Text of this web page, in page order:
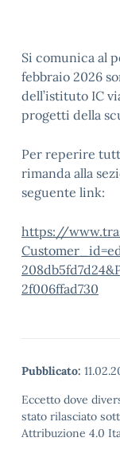
Si comunica al
febbraio 2026
dell’istituto IC
progetti della
Per reperire
rimanda alla
seguente link:
https://
2f006ffad730
Pubblicato:
Eccetto dove
stato rilasciato
Attribuzione 4.0